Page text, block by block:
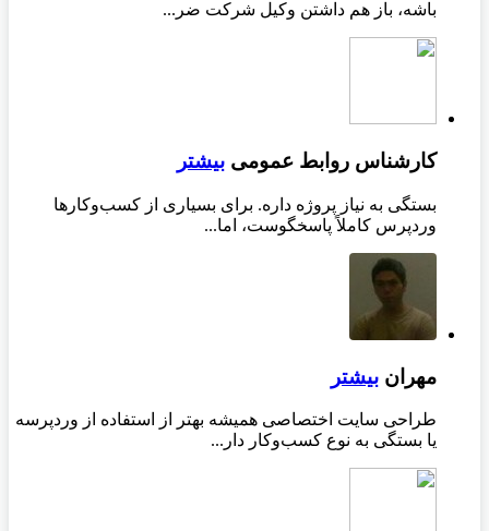
باشه، باز هم داشتن وکیل شرکت ضر...
کارشناس روابط عمومی بیشتر
بستگی به نیاز پروژه داره. برای بسیاری از کسب‌وکارها
وردپرس کاملاً پاسخگوست، اما...
مهران بیشتر
طراحی سایت اختصاصی همیشه بهتر از استفاده از وردپرسه
یا بستگی به نوع کسب‌وکار دار...